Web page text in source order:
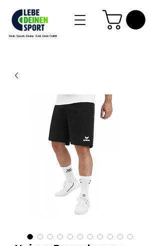
Dein Sport, Deine Zeit, Dein Outfit